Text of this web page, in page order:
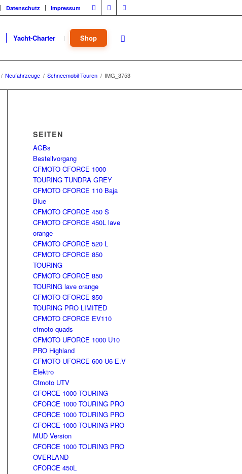
Datenschutz Impressum
Yacht-Charter Shop
/ Neufahrzeuge / Schneemobil-Touren / IMG_3753
SEITEN
AGBs
Bestellvorgang
CFMOTO CFORCE 1000
TOURING TUNDRA GREY
CFMOTO CFORCE 110 Baja
Blue
CFMOTO CFORCE 450 S
CFMOTO CFORCE 450L lave
orange
CFMOTO CFORCE 520 L
CFMOTO CFORCE 850
TOURING
CFMOTO CFORCE 850
TOURING lave orange
CFMOTO CFORCE 850
TOURING PRO LIMITED
CFMOTO CFORCE EV110
cfmoto quads
CFMOTO UFORCE 1000 U10
PRO Highland
CFMOTO UFORCE 600 U6 E.V
Elektro
Cfmoto UTV
CFORCE 1000 TOURING
CFORCE 1000 TOURING PRO
CFORCE 1000 TOURING PRO
CFORCE 1000 TOURING PRO
MUD Version
CFORCE 1000 TOURING PRO
OVERLAND
CFORCE 450L